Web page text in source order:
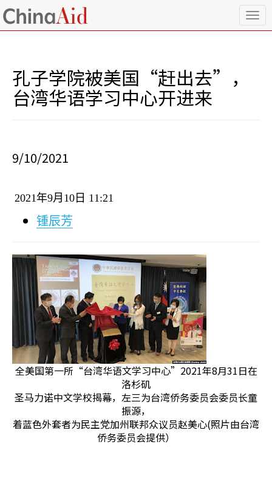
T
o
孔子学院被美国“赶出去”，
台湾华语学习中心开进来
9/10/2021
2021年9月 10 日 11:21
锺辰芳
全美国第一所“台湾华语文学习中心”2021年8月31日在
洛杉矶
圣马力诺中文学校揭幕，左三为台湾侨务委员会委员长童
振源，
着蓝色外套者为民主党加州联邦众议员赵美心(照片由台湾
侨务委员会提供）